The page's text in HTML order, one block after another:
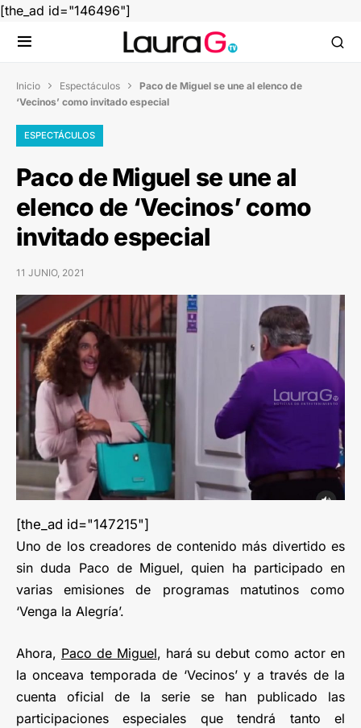
[the_ad id="146496"]
Inicio  Espectáculos  Paco de Miguel se une al elenco de
‘Vecinos’ como invitado especial
ESPECTÁCULOS
Paco de Miguel se une al
elenco de ‘Vecinos’ como
invitado especial
11 JUNIO, 2021
[the_ad id="147215"]
Uno de los creadores de contenido más divertido es
sin duda Paco de Miguel, quien ha participado en
varias emisiones de programas matutinos como
‘Venga la Alegría’.
Ahora, Paco de Miguel, hará su debut como actor en
la onceava temporada de ‘Vecinos’ y a través de la
cuenta oficial de la serie se han publicado las
participaciones especiales que tendrá tanto el